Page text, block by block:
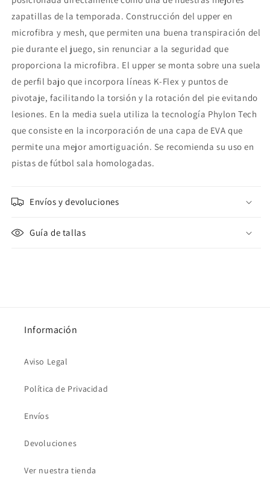
zapatillas de la temporada. Construcción del upper en
microfibra y mesh, que permiten una buena transpiración del
pie durante el juego, sin renunciar a la seguridad que
proporciona la microfibra. El upper se monta sobre una suela
de perfil bajo que incorpora líneas K-Flex y puntos de
pivotaje, facilitando la torsión y la rotación del pie evitando
lesiones. En la media suela utiliza la tecnología Phylon Tech
que consiste en la incorporación de una capa de EVA que
permite una mejor amortiguación. Se recomienda su uso en
pistas de fútbol sala homologadas.
Envíos y devoluciones
Guía de tallas
Información
Aviso Legal
Política de Privacidad
Envíos
Devoluciones
Ver nuestra tienda